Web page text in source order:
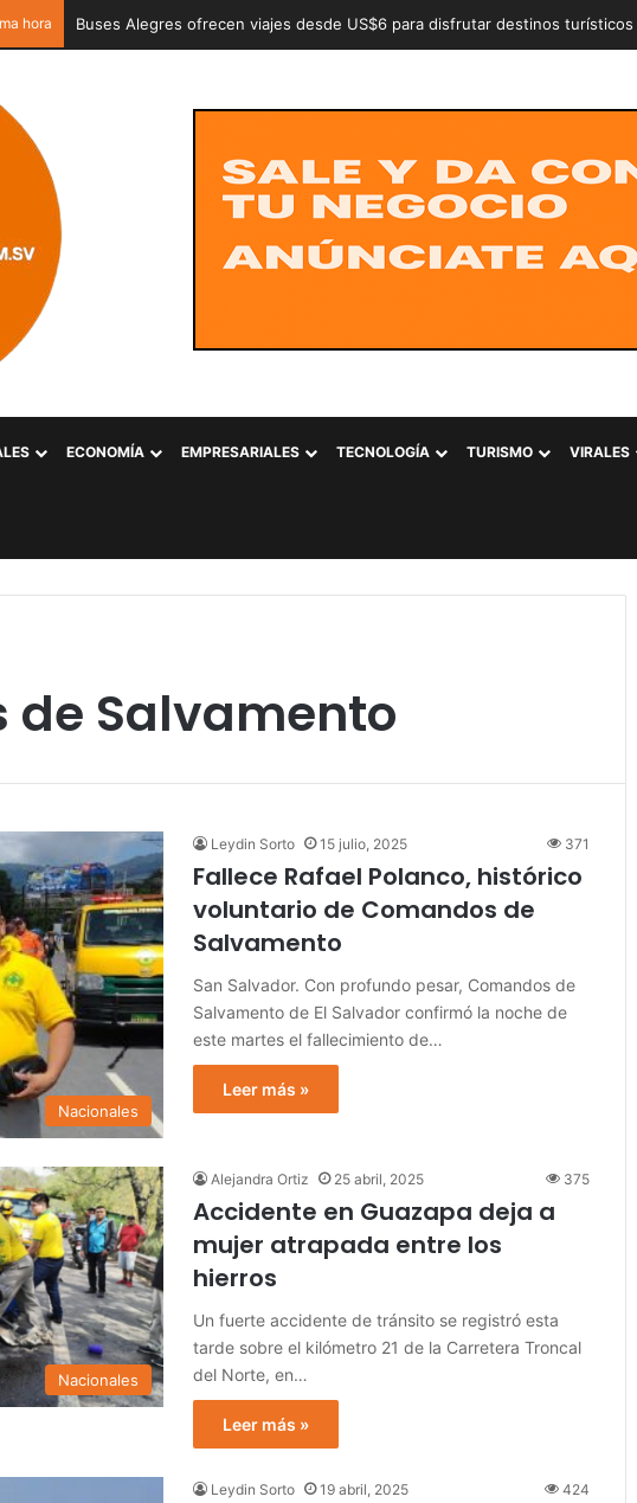
hora Capturan a dos adolescentes señalados de intentar conformar la estructura
ECONOMÍA EMPRESARIALES TECNOLOGÍA TURISMO VIRALES
de Salvamento
Nacionales
Leydin Sorto 15 julio, 2025 371
Fallece Rafael Polanco, histórico
voluntario de Comandos de
Salvamento
San Salvador. Con profundo pesar, Comandos de
Salvamento de El Salvador confirmó la noche de
este martes el fallecimiento de…
Leer más »
Nacionales
Alejandra Ortiz 25 abril, 2025 375
Accidente en Guazapa deja a
mujer atrapada entre los
hierros
Un fuerte accidente de tránsito se registró esta
tarde sobre el kilómetro 21 de la Carretera Troncal
del Norte, en…
Leer más »
Leydin Sorto 19 abril, 2025 424